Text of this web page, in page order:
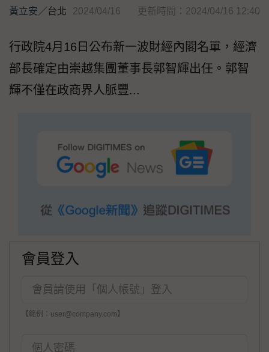
黃立安／台北 2024/04/16 更新時間：2024/04/16 12:40
行政院4月16日公布新一波財經內閣名單，經濟
部長確定由崇越集團董事長郭智輝出任。郭智
輝不僅在政商界人脈豐...
會員登入
【範例：user@company.com】